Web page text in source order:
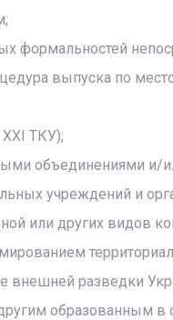
формальностей
выпуска по
ТКУ);
объединениями и/
учреждений и
или других видов
внешней разведки
образованным в